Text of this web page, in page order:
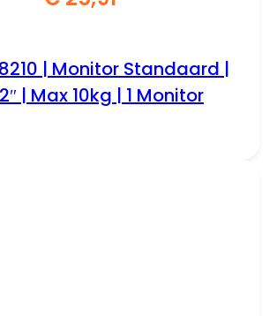
| Monitor Standaard |
| Max 10kg | 1 Monitor